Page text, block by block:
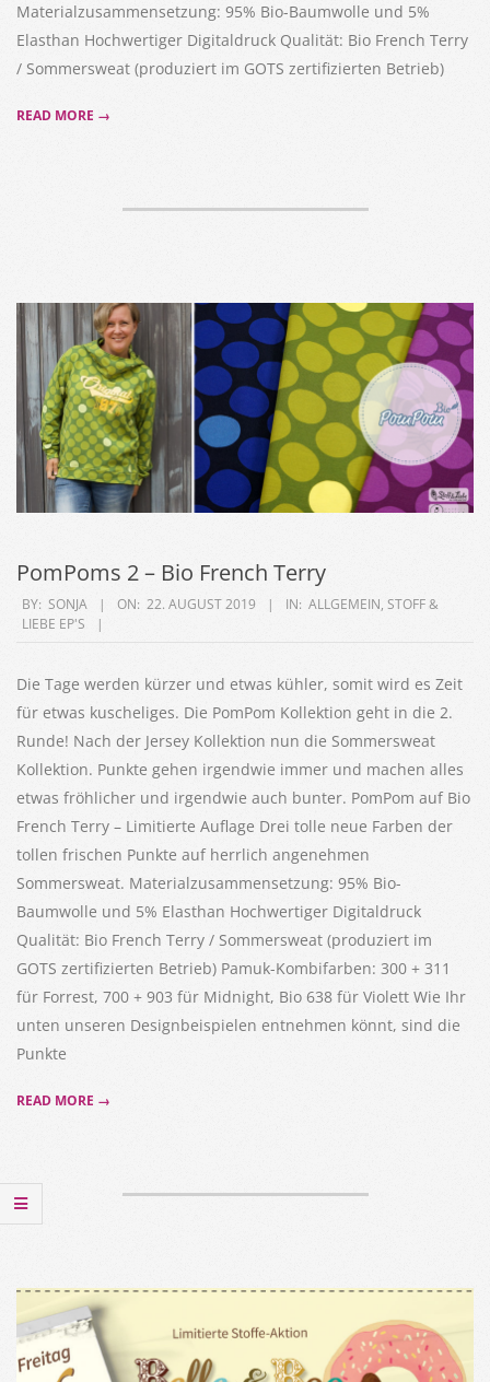
Materialzusammensetzung: 95% Bio-Baumwolle und 5%
Elasthan Hochwertiger Digitaldruck Qualität: Bio French Terry
/ Sommersweat (produziert im GOTS zertifizierten Betrieb)
READ MORE →
PomPoms 2 – Bio French Terry
2019-
08-
BY: SONJA ON: 22. AUGUST 2019 IN: ALLGEMEIN, STOFF &
LIEBE EP'S
Die Tage werden kürzer und etwas kühler, somit wird es Zeit
für etwas kuscheliges. Die PomPom Kollektion geht in die 2.
Runde! Nach der Jersey Kollektion nun die Sommersweat
Kollektion. Punkte gehen irgendwie immer und machen alles
etwas fröhlicher und irgendwie auch bunter. PomPom auf Bio
French Terry – Limitierte Auflage Drei tolle neue Farben der
tollen frischen Punkte auf herrlich angenehmen
Sommersweat. Materialzusammensetzung: 95% Bio-
Baumwolle und 5% Elasthan Hochwertiger Digitaldruck
Qualität: Bio French Terry / Sommersweat (produziert im
GOTS zertifizierten Betrieb) Pamuk-Kombifarben: 300 + 311
für Forrest, 700 + 903 für Midnight, Bio 638 für Violett Wie Ihr
unten unseren Designbeispielen entnehmen könnt, sind die
Punkte
READ MORE →